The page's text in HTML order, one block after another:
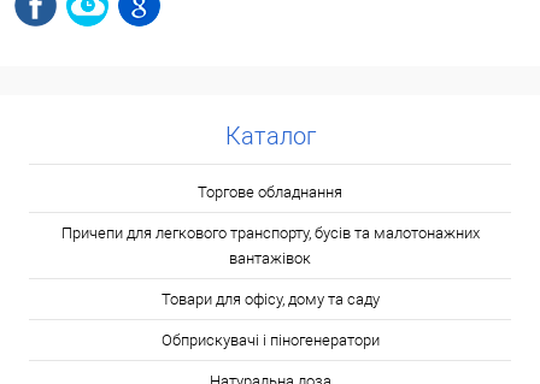
Каталог
Торгове обладнання
Причепи для легкового транспорту, бусів та малотонажних
вантажівок
Товари для офісу, дому та саду
Обприскувачі і піногенератори